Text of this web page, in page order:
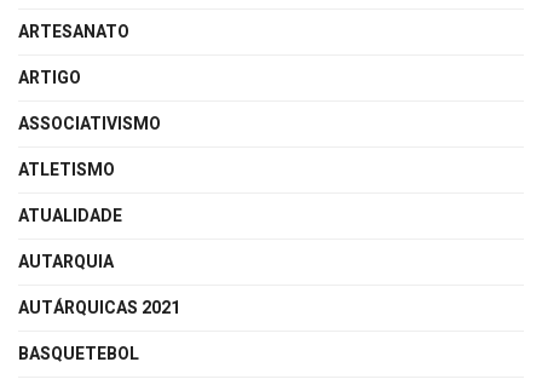
ARTESANATO
ARTIGO
ASSOCIATIVISMO
ATLETISMO
ATUALIDADE
AUTARQUIA
AUTÁRQUICAS 2021
BASQUETEBOL